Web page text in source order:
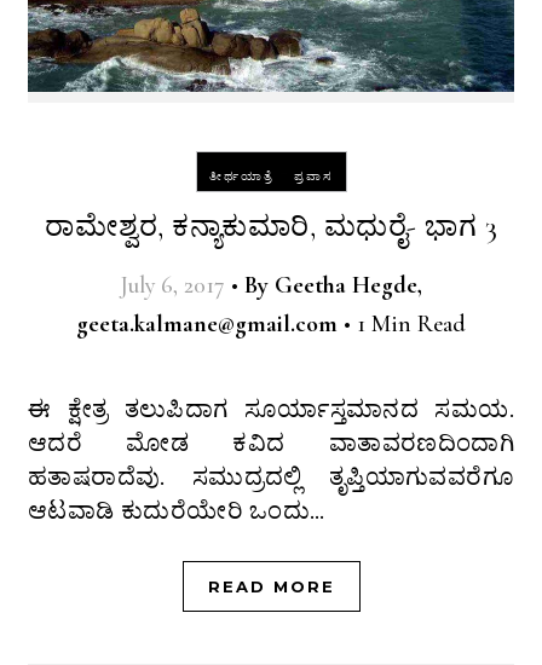
ತೀರ್ಥಯಾತ್ರೆ ಪ್ರವಾಸ
ರಾಮೇಶ್ವರ, ಕನ್ಯಾಕುಮಾರಿ, ಮಧುರೈ- ಭಾಗ 3
July 6, 2017 • By Geetha Hegde,
geeta.kalmane@gmail.com • 1 Min Read
ಈ ಕ್ಷೇತ್ರ ತಲುಪಿದಾಗ ಸೂರ್ಯಾಸ್ತಮಾನದ ಸಮಯ.
ಆದರೆ ಮೋಡ ಕವಿದ ವಾತಾವರಣದಿಂದಾಗಿ
ಹತಾಷರಾದೆವು. ಸಮುದ್ರದಲ್ಲಿ ತೃಪ್ತಿಯಾಗುವವರೆಗೂ
ಆಟವಾಡಿ ಕುದುರೆಯೇರಿ ಒಂದು…
READ MORE